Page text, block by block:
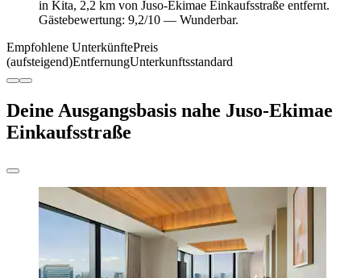
in Kita, 2,2 km von Juso-Ekimae Einkaufsstraße entfernt.
Gästebewertung: 9,2/10 — Wunderbar.
Empfohlene UnterkünftePreis
(aufsteigend)EntfernungUnterkunftsstandard
Deine Ausgangsbasis nahe Juso-Ekimae
Einkaufsstraße